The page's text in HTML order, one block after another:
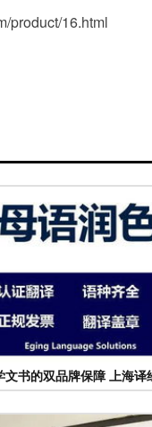
product/16.html
ERP System
文书的双品牌保障 上海